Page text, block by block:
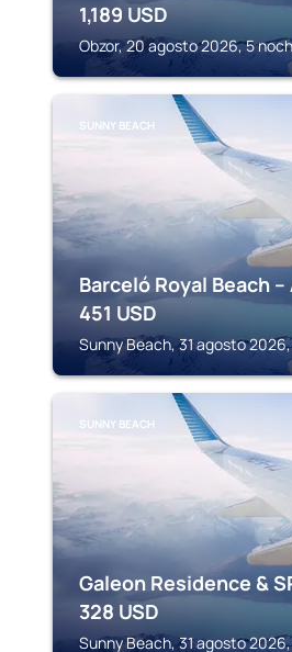
1,189 USD
Obzor, 20 agosto 2026, 5
SUNNY BEACH
Barceló Royal Beach
451 USD
Sunny Beach, 31 agosto
SUNNY BEACH
Galeon Residence &
328 USD
Sunny Beach, 31 agosto